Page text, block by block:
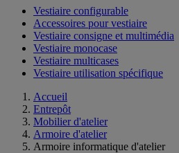
Vestiaire configurable
Accessoires pour vestiaire
Vestiaire consigne et multimédia
Vestiaire monocase
Vestiaire multicases
Vestiaire utilisation spécifique
Accueil
Entrepôt
Mobilier d'atelier
Armoire d'atelier
Armoire informatique d'atelier